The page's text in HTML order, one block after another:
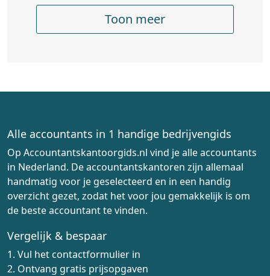
Toon meer
Alle accountants in 1 handige bedrijvengids
Op Accountantskantoorgids.nl vind je alle accountants
in Nederland. De accountantskantoren zijn allemaal
handmatig voor je geselecteerd en in een handig
overzicht gezet, zodat het voor jou gemakkelijk is om
de beste accountant te vinden.
Vergelijk & bespaar
1. Vul het contactformulier in
2. Ontvang gratis prijsopgaven